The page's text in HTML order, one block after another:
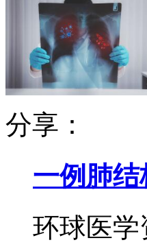
分享：
一例肺
环球医学